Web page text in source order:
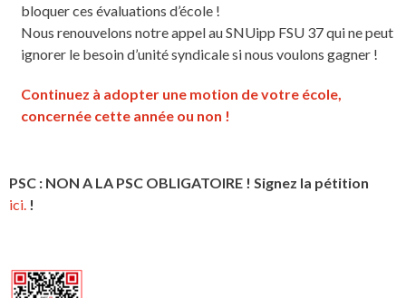
bloquer ces évaluations d’école !
Nous renouvelons notre appel au SNUipp FSU 37 qui ne peut
ignorer le besoin d’unité syndicale si nous voulons gagner !
Continuez à adopter une motion de votre école,
concernée cette année ou non !
PSC : NON A LA PSC OBLIGATOIRE ! Signez la pétition
ici. !